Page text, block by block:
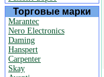
Торговые марки
Marantec
Nero Electronics
Daming
Hanspert
Carpenter
Skay